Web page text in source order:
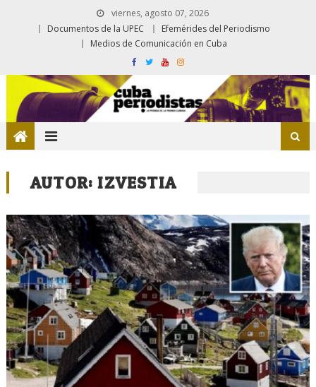
viernes, agosto 07, 2026
Documentos de la UPEC
Efemérides del Periodismo
Medios de Comunicación en Cuba
AUTOR:IZVESTIA